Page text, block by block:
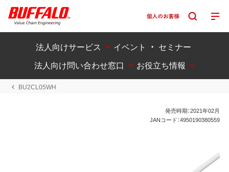
法人向けサービス
イベント ・ セミナー
法人向け問い合わせ窓口
お役立ち情報
BU2CL05WH
発売時期：2021年02月
JANコード：4950190380559